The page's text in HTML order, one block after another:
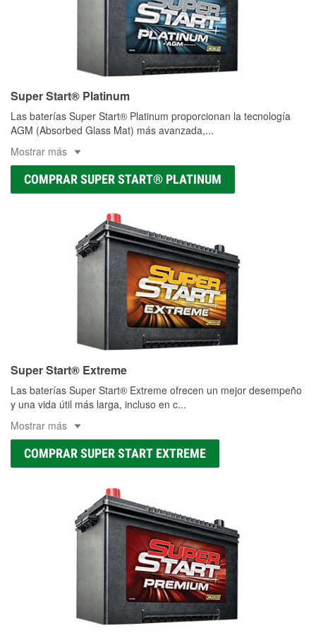
Super Start® Platinum
Las baterías Super Start® Platinum proporcionan la tecnología
AGM (Absorbed Glass Mat) más avanzada,...
Mostrar más
COMPRAR SUPER START® PLATINUM
Super Start® Extreme
Las baterías Super Start® Extreme ofrecen un mejor desempeño
y una vida útil más larga, incluso en c...
Mostrar más
COMPRAR SUPER START EXTREME